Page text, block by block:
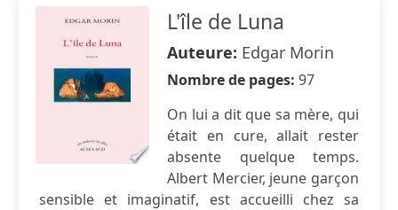
L'île de Luna
Auteure: Edgar Morin
Nombre de pages: 97
On lui a dit que sa mère, qui
était en cure, allait rester
absente quelque temps.
Albert Mercier, jeune garçon
sensible et imaginatif, est accueilli chez sa